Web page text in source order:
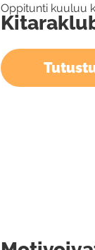
Oppitunti kuuluu